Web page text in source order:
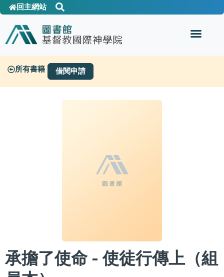
回主網站
所有書籍 借閱申請
承擔了使命 - 使徒行傳上（組